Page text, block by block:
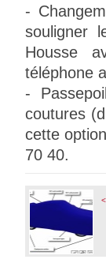
-
souligner
Housse
téléphone
-
coutures
cette
70 40.